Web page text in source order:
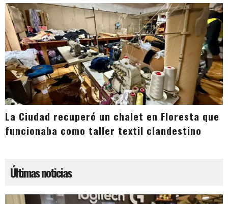
La Ciudad recuperó un chalet en Floresta que
funcionaba como taller textil clandestino
Últimas noticias